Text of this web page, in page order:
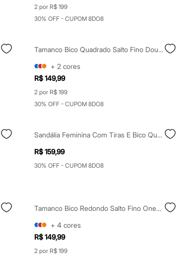
2 por R$ 199
30% OFF - CUPOM 8DO8
Tamanco Bico Quadrado Salto Fino Dourado
+ 2 cores
R$ 149,99
2 por R$ 199
30% OFF - CUPOM 8DO8
Sandália Feminina Com Tiras E Bico Quadrado Off White
R$ 159,99
30% OFF - CUPOM 8DO8
Tamanco Bico Redondo Salto Fino Oneself Texturizado Off White
+ 4 cores
R$ 149,99
2 por R$ 199